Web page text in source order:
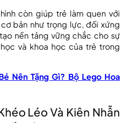
còn giúp trẻ làm quen với
bản như trọng lực, đối xứng
nền tảng vững chắc cho sự
và khoa học của trẻ trong
Nên Tặng Gì? Bộ Lego Hoa
Léo Và Kiên Nhẫn